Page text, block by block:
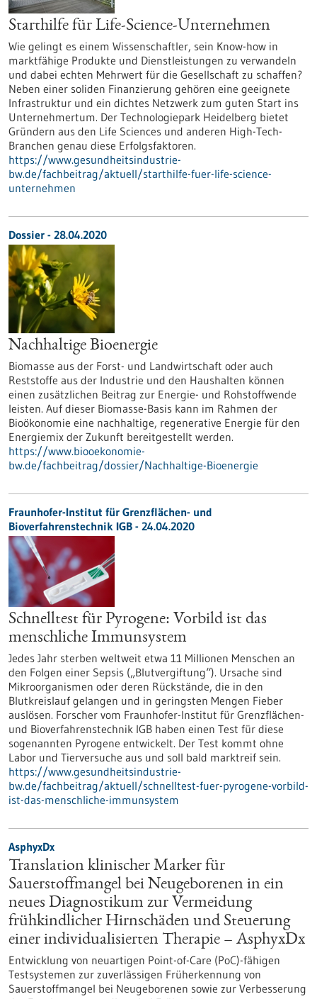
Starthilfe für Life-Science-Unternehmen
Wie gelingt es einem Wissenschaftler, sein Know-how in
marktfähige Produkte und Dienstleistungen zu verwandeln
und dabei echten Mehrwert für die Gesellschaft zu schaffen?
Neben einer soliden Finanzierung gehören eine geeignete
Infrastruktur und ein dichtes Netzwerk zum guten Start ins
Unternehmertum. Der Technologiepark Heidelberg bietet
Gründern aus den Life Sciences und anderen High-Tech-
Branchen genau diese Erfolgsfaktoren.
https://www.gesundheitsindustrie-
bw.de/fachbeitrag/aktuell/starthilfe-fuer-life-science-
unternehmen
Dossier - 28.04.2020
Nachhaltige Bioenergie
Biomasse aus der Forst- und Landwirtschaft oder auch
Reststoffe aus der Industrie und den Haushalten können
einen zusätzlichen Beitrag zur Energie- und Rohstoffwende
leisten. Auf dieser Biomasse-Basis kann im Rahmen der
Bioökonomie eine nachhaltige, regenerative Energie für den
Energiemix der Zukunft bereitgestellt werden.
https://www.biooekonomie-
bw.de/fachbeitrag/dossier/Nachhaltige-Bioenergie
Fraunhofer-Institut für Grenzflächen- und
Bioverfahrenstechnik IGB - 24.04.2020
Schnelltest für Pyrogene: Vorbild ist das
menschliche Immunsystem
Jedes Jahr sterben weltweit etwa 11 Millionen Menschen an
den Folgen einer Sepsis („Blutvergiftung“). Ursache sind
Mikroorganismen oder deren Rückstände, die in den
Blutkreislauf gelangen und in geringsten Mengen Fieber
auslösen. Forscher vom Fraunhofer-Institut für Grenzflächen-
und Bioverfahrenstechnik IGB haben einen Test für diese
sogenannten Pyrogene entwickelt. Der Test kommt ohne
Labor und Tierversuche aus und soll bald marktreif sein.
https://www.gesundheitsindustrie-
bw.de/fachbeitrag/aktuell/schnelltest-fuer-pyrogene-vorbild-
ist-das-menschliche-immunsystem
AsphyxDx
Translation klinischer Marker für
Sauerstoffmangel bei Neugeborenen in ein
neues Diagnostikum zur Vermeidung
frühkindlicher Hirnschäden und Steuerung
einer individualisierten Therapie – AsphyxDx
Entwicklung von neuartigen Point-of-Care (PoC)-fähigen
Testsystemen zur zuverlässigen Früherkennung von
Sauerstoffmangel bei Neugeborenen sowie zur Verbesserung